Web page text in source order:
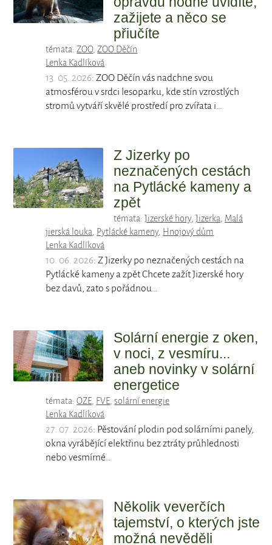
zažijete a něco se
přiučíte
témata:ZOO,ZOO Děčín
Lenka Kadlíková
13. 05. 2026: ZOO Děčín vás nadchne svou
atmosférou v srdci lesoparku, kde stín vzrostlých
stromů vytváří skvělé prostředí pro zvířata i…
Z Jizerky po
neznačených cestách
na Pytlácké kameny a
zpět
témata: Jizerské hory, Jizerka, Malá
jierská louka, Pytlácké kameny, Hnojový dům
Lenka Kadlíková
10. 06. 2026: Z Jizerky po neznačených cestách na
Pytlácké kameny a zpět Chcete zažít Jizerské hory
bez davů, zato s pořádnou…
Solární energie z oken,
v noci, z vesmíru...
aneb novinky v solární
energetice
témata:OZE, FVE,solární energie
Lenka Kadlíková
27. 07. 2026: Pěstování plodin pod solárními panely,
okna vyrábějící elektřinu bez ztráty průhlednosti
nebo vesmírné…
Několik veverčích
tajemství, o kterých jste
možná nevěděli